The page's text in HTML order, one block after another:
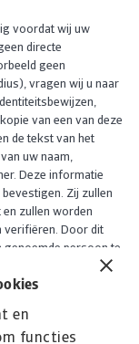
en
functies
voordat wij uw
directe
geen
vragen wij u naar
van een van deze
de tekst van het
uw naam,
Deze informatie
Zij zullen
zullen worden
verifiëren. Door dit
genoemde persoon te